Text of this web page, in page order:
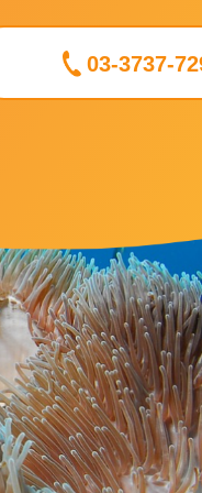
03-3737-